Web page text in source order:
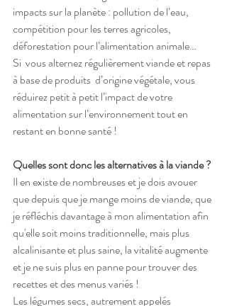
impacts sur la planète : pollution de l’eau,
compétition pour les terres agricoles,
déforestation pour l’alimentation animale…
Si  vous alternez régulièrement viande et repas
à base de produits  d’origine végétale, vous
réduirez petit à petit l’impact de votre
alimentation sur l’environnement tout en
restant en bonne santé !
Quelles sont donc les alternatives à la viande ?
Il en existe de nombreuses et je dois avouer
que depuis que je mange moins de viande, que
je réfléchis davantage à mon alimentation afin
qu'elle soit moins traditionnelle, mais plus
alcalinisante et plus saine, la vitalité augmente
et je ne suis plus en panne pour trouver des
recettes et des menus variés !
Les légumes secs, autrement appelés